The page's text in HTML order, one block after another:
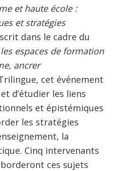
et haute école :
et stratégies
dans le cadre du
espaces de formation
ancrer
cet événement
d’étudier les liens
et épistémiques
les stratégies
la
Cinq intervenants
ces sujets